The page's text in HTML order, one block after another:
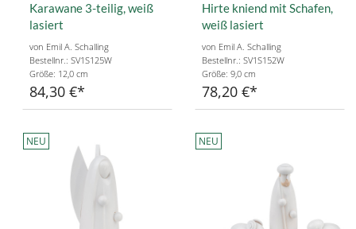
Karawane 3-teilig, weiß
lasiert
von Emil A. Schalling
Bestellnr.: SV1S125W
Größe: 12,0 cm
84,30 €
Hirte kniend mit Schafen,
weiß lasiert
von Emil A. Schalling
Bestellnr.: SV1S152W
Größe: 9,0 cm
78,20 €
NEU NEU